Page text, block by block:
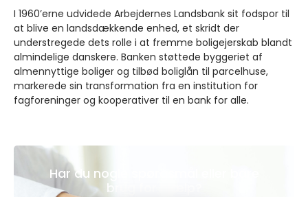
I 1960’erne udvidede Arbejdernes Landsbank sit fodspor til
at blive en landsdækkende enhed, et skridt der
understregede dets rolle i at fremme boligejerskab blandt
almindelige danskere. Banken støttede byggeriet af
almennyttige boliger og tilbød boliglån til parcelhuse,
markerede sin transformation fra en institution for
fagforeninger og kooperativer til en bank for alle.
Har du nogle spørgsmål eller bare
brug for hjælp?